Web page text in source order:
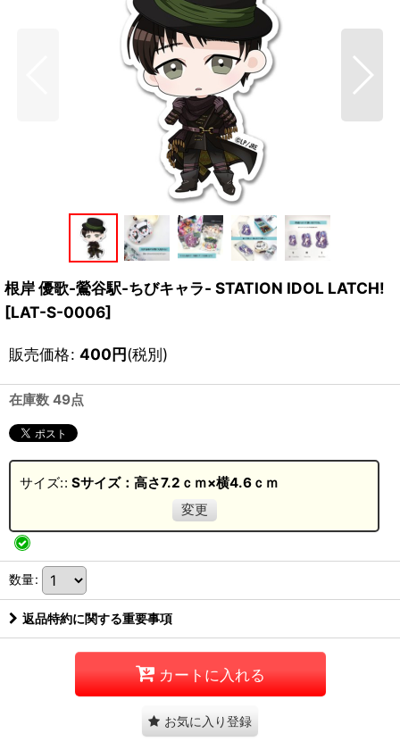
根岸 優歌-鶯谷駅-ちびキャラ- STATION IDOL LATCH!
[LAT-S-0006]
販売価格: 400円(税別)
在庫数 49点
サイズ:: Sサイズ：高さ7.2ｃｍ×横4.6ｃｍ
変更
数量:
返品特約に関する重要事項
カートに入れる
お気に入り登録